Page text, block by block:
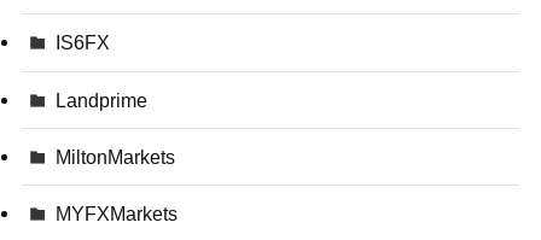
IS6FX
Landprime
MiltonMarkets
MYFXMarkets